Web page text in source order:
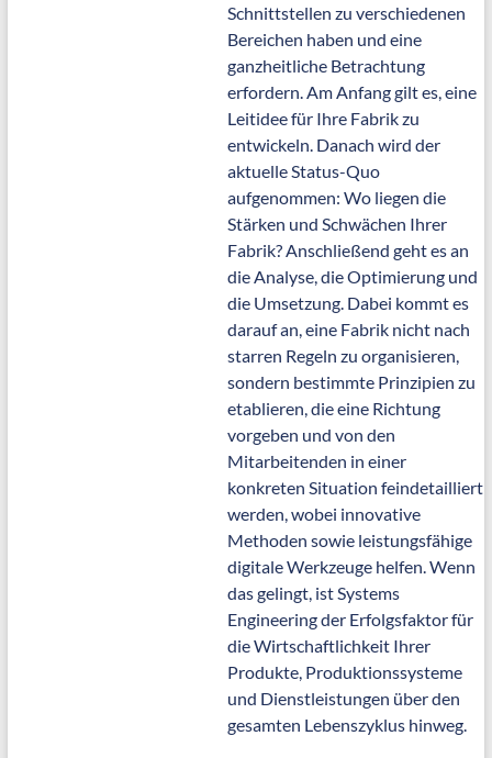
Schnittstellen zu verschiedenen
Bereichen haben und eine
ganzheitliche Betrachtung
erfordern. Am Anfang gilt es, eine
Leitidee für Ihre Fabrik zu
entwickeln. Danach wird der
aktuelle Status-Quo
aufgenommen: Wo liegen die
Stärken und Schwächen Ihrer
Fabrik? Anschließend geht es an
die Analyse, die Optimierung und
die Umsetzung. Dabei kommt es
darauf an, eine Fabrik nicht nach
starren Regeln zu organisieren,
sondern bestimmte Prinzipien zu
etablieren, die eine Richtung
vorgeben und von den
Mitarbeitenden in einer
konkreten Situation feindetailliert
werden, wobei innovative
Methoden sowie leistungsfähige
digitale Werkzeuge helfen. Wenn
das gelingt, ist Systems
Engineering der Erfolgsfaktor für
die Wirtschaftlichkeit Ihrer
Produkte, Produktionssysteme
und Dienstleistungen über den
gesamten Lebenszyklus hinweg.